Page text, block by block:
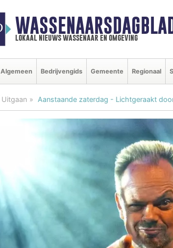
lokaal nieuws wassenaar en omgeving
Algemeen Bedrijvengids Gemeente Regionaal
Uitgaan Aanstaande zaterdag - Lichtgeraakt